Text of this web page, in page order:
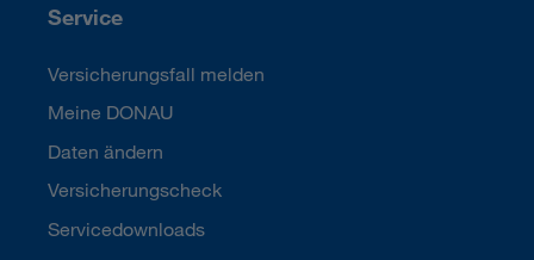
Service
Versicherungsfall melden
Meine DONAU
Daten ändern
Versicherungscheck
Servicedownloads